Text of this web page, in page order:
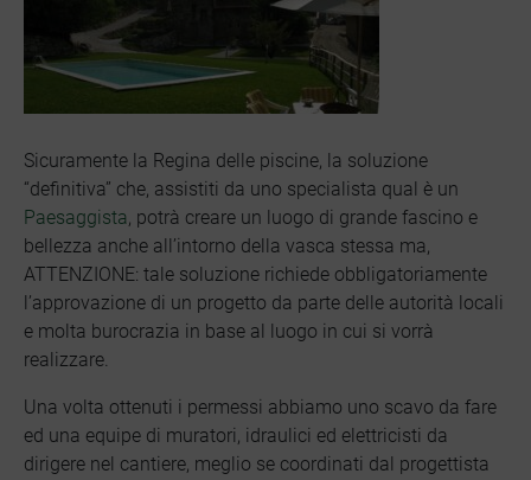
Sicuramente la Regina delle piscine, la soluzione
“definitiva” che, assistiti da uno specialista qual è un
Paesaggista, potrà creare un luogo di grande fascino e
bellezza anche all’intorno della vasca stessa ma,
ATTENZIONE: tale soluzione richiede obbligatoriamente
l’approvazione di un progetto da parte delle autorità locali
e molta burocrazia in base al luogo in cui si vorrà
realizzare.
Una volta ottenuti i permessi abbiamo uno scavo da fare
ed una equipe di muratori, idraulici ed elettricisti da
dirigere nel cantiere, meglio se coordinati dal progettista